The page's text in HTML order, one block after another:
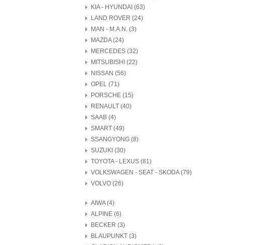
KIA - HYUNDAI (63)
LAND ROVER (24)
MAN - M.A.N. (3)
MAZDA (24)
MERCEDES (32)
MITSUBISHI (22)
NISSAN (56)
OPEL (71)
PORSCHE (15)
RENAULT (40)
SAAB (4)
SMART (49)
SSANGYONG (8)
SUZUKI (30)
TOYOTA - LEXUS (81)
VOLKSWAGEN - SEAT - SKODA (79)
VOLVO (26)
AIWA (4)
ALPINE (6)
BECKER (3)
BLAUPUNKT (3)